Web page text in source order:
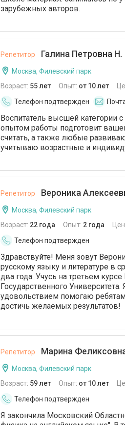
зарубежных авторов.
Репетитор Галина Петровна Н.
Москва, Филевский парк
Возраст: 55 лет Опыт: от 10 лет
Телефон подтвержден
Воспитатель высшей
опытом работы подготовит
считать, а также любые
учитываю возрастные и
Репетитор Вероника
Москва, Филевский парк
Возраст: 22 года Опыт: 2 года
Телефон подтвержден
Здравствуйте! Меня зовут
русскому языку и литературе в
два года. Учусь на третьем
Государственного
удовольствием помогаю
достичь желаемых результатов!
Репетитор Марина
Москва, Филевский парк
Возраст: 59 лет Опыт: от 10 лет
Телефон подтвержден
Я закончила Московский